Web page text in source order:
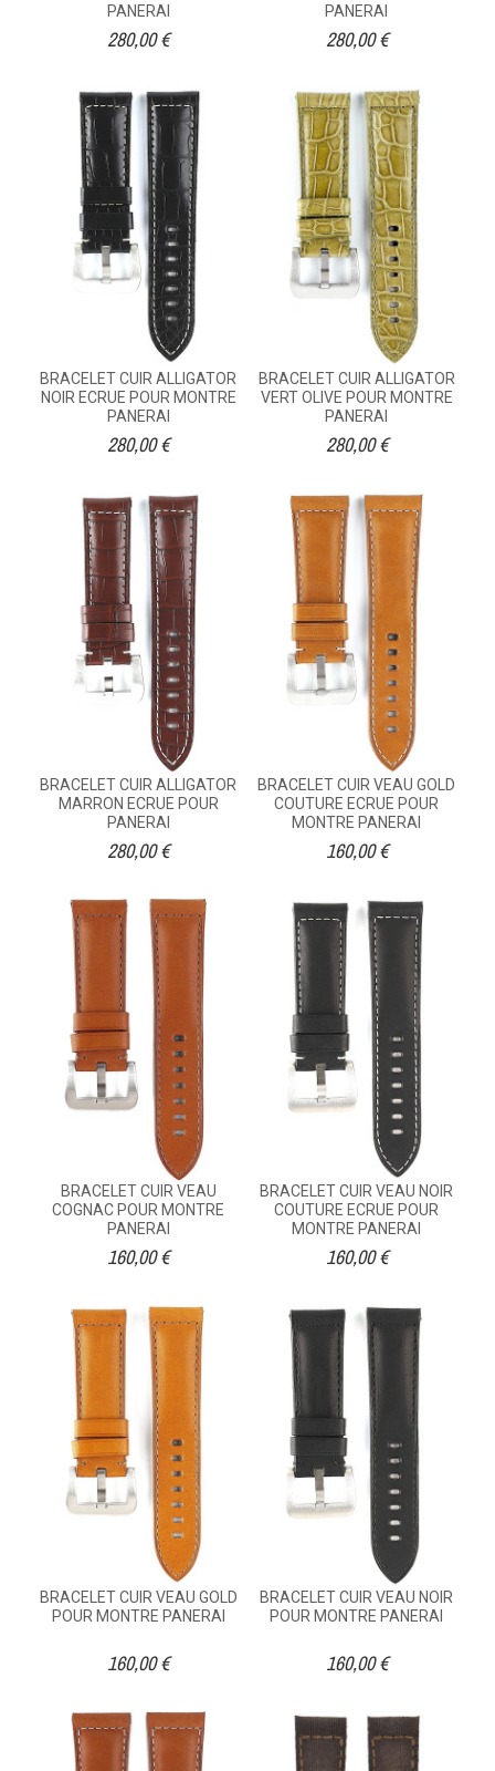
PANERAI
280,00 €
PANERAI
280,00 €
BRACELET CUIR ALLIGATOR
NOIR ECRUE POUR MONTRE
PANERAI
280,00 €
BRACELET CUIR ALLIGATOR
VERT OLIVE POUR MONTRE
PANERAI
280,00 €
BRACELET CUIR ALLIGATOR
MARRON ECRUE POUR
PANERAI
280,00 €
BRACELET CUIR VEAU GOLD
COUTURE ECRUE POUR
MONTRE PANERAI
160,00 €
BRACELET CUIR VEAU
COGNAC POUR MONTRE
PANERAI
160,00 €
BRACELET CUIR VEAU NOIR
COUTURE ECRUE POUR
MONTRE PANERAI
160,00 €
BRACELET CUIR VEAU GOLD
POUR MONTRE PANERAI
160,00 €
BRACELET CUIR VEAU NOIR
POUR MONTRE PANERAI
160,00 €